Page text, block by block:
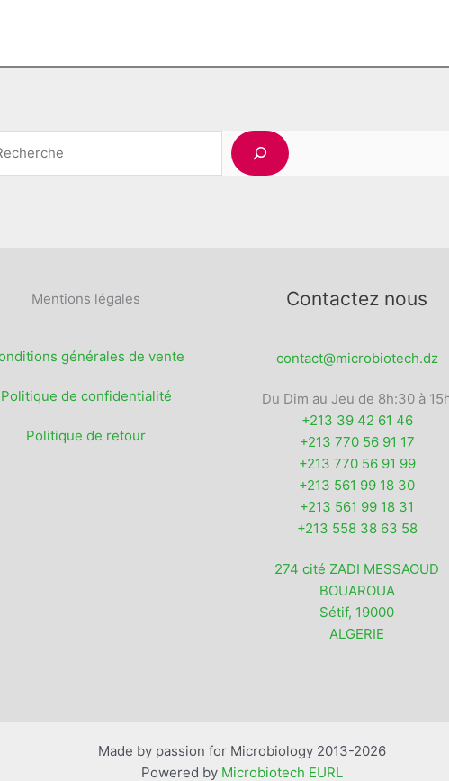
Rechercher
Mentions légales
générales de vente
Politique de confidentialité
Politique de retour
Contactez nous
contact@microbiotech.dz
Du Dim au Jeu de 8h:30 à
+213 39 42 61 46
+213 770 56 91 17
+213 770 56 91 99
+213 561 99 18 30
+213 561 99 18 31
+213 558 38 63 58
274 cité ZADI MESSAOUD
BOUAROUA
Sétif, 19000
ALGERIE
Made by passion for Microbiology 2013-2026
Powered by Microbiotech EURL